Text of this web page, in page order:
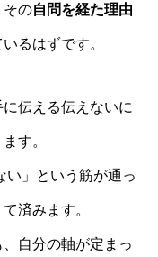
その自問を経た理由
るはずです。
伝える伝えないに
す。
い」という筋が通っ
済みます。
自分の軸が定まっ